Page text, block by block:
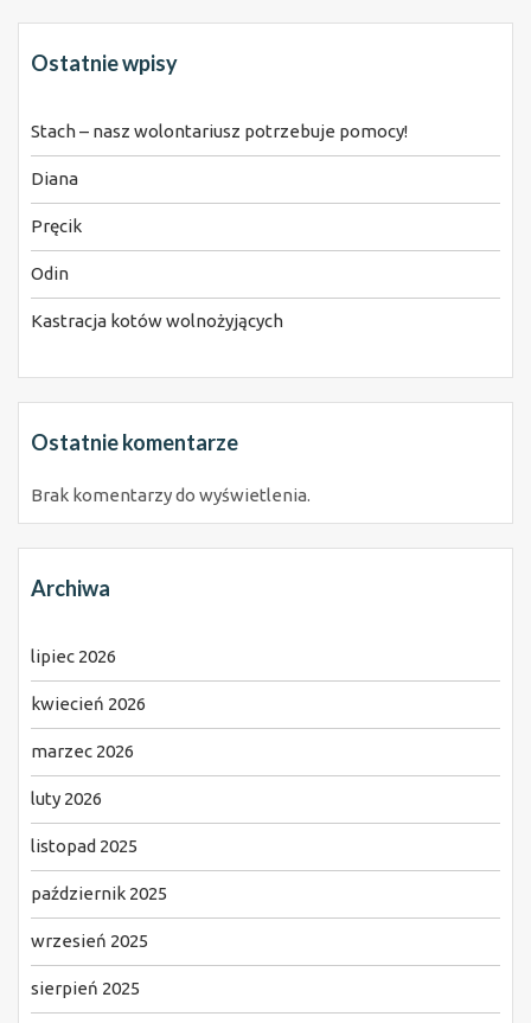
Ostatnie wpisy
Stach – nasz wolontariusz potrzebuje pomocy!
Diana
Pręcik
Odin
Kastracja kotów wolnożyjących
Ostatnie komentarze
Brak komentarzy do wyświetlenia.
Archiwa
lipiec 2026
kwiecień 2026
marzec 2026
luty 2026
listopad 2025
październik 2025
wrzesień 2025
sierpień 2025